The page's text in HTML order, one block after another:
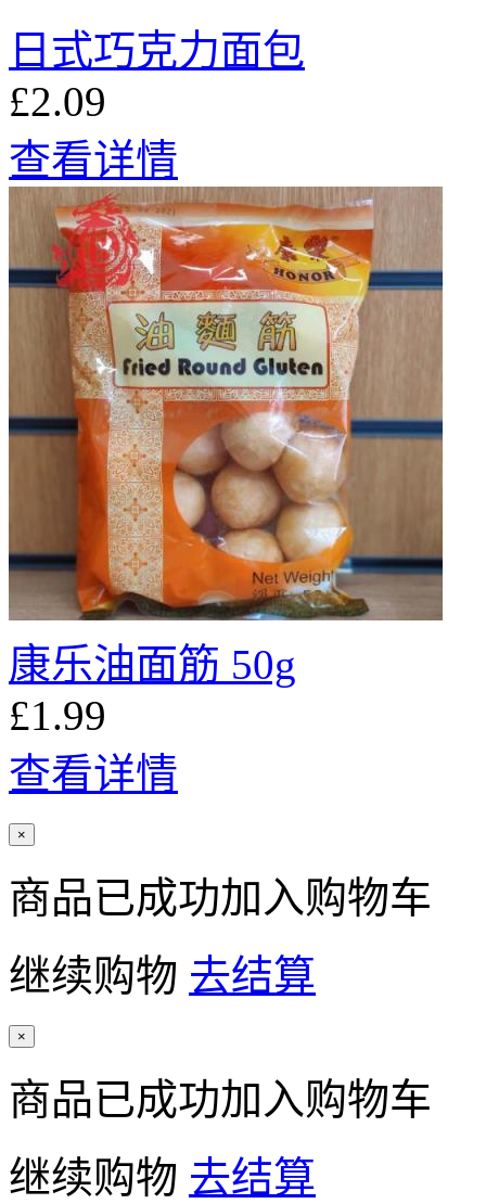
日式巧克力面包
£2.09
查看详情
康乐油面筋 50g
£1.99
查看详情
×
商品已成功加入购物车
继续购物 去结算
×
商品已成功加入购物车
继续购物 去结算